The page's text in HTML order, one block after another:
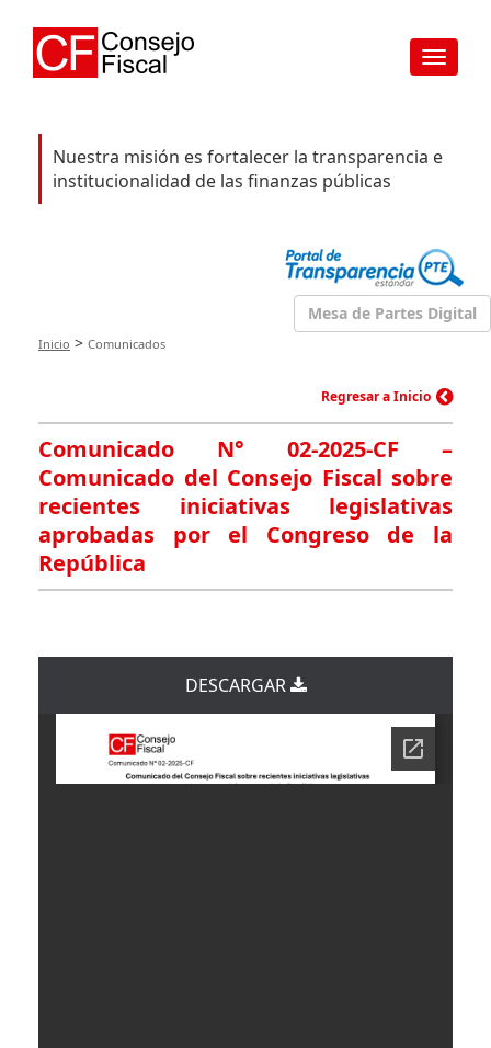
Toggle
Nuestra misión es fortalecer la transparencia e
institucionalidad de las finanzas públicas
Mesa de Partes Digital
Inicio > Comunicados
Regresar a Inicio
Comunicado N° 02-2025-CF –
Comunicado del Consejo Fiscal sobre
recientes iniciativas legislativas
aprobadas por el Congreso de la
República
DESCARGAR